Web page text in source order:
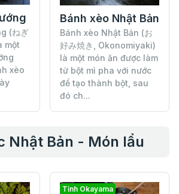
(ねぎ
một
xèo
Bánh xèo Nhật Bản
Bánh xèo Nhật Bản (お
好み焼き, Okonomiyaki)
là một món ăn được làm
từ bột mì pha với nước
để tạo thành bột, sau
đó ch...
Nhật Bản - Món lẩu
Tỉnh Okayama